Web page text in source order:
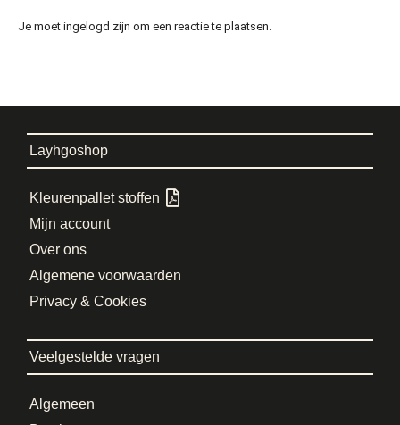
Je moet ingelogd zijn om een reactie te plaatsen.
Layhgoshop
Kleurenpallet stoffen
Mijn account
Over ons
Algemene voorwaarden
Privacy & Cookies
Veelgestelde vragen
Algemeen